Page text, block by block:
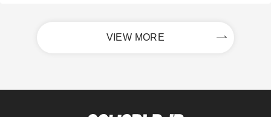
VIEW MORE